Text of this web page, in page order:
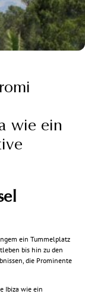
wie ein
ein Tummelplatz
bis hin zu den
die Prominente
Ibiza wie ein